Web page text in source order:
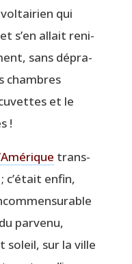
qui
s’en allait reni­
sans dépra­
chambres
et le
!
trans­
enfin,
par­ve­nu,
soleil, sur la ville